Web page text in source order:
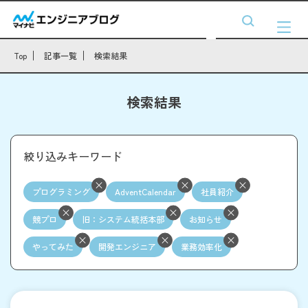
Top 記事一覧 検索結果
検索結果
絞り込みキーワード
プログラミング AdventCalendar 社員紹介
競プロ 旧：システム統括本部 お知らせ
やってみた 開発エンジニア 業務効率化